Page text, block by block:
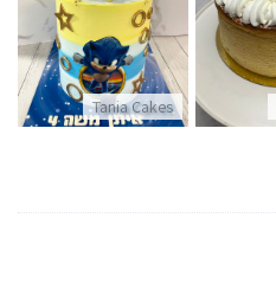
Tania Cakes